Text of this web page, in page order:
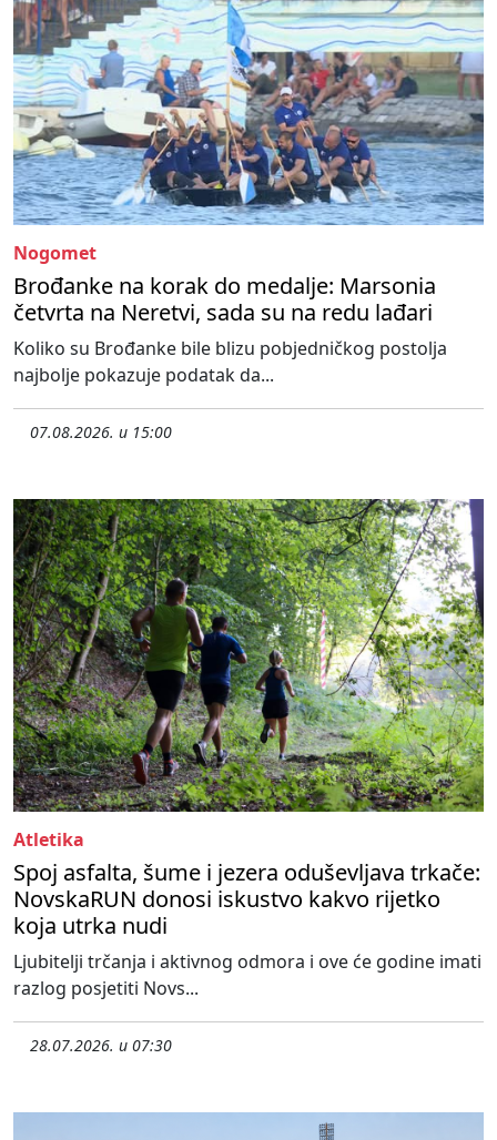
Nogomet
Brođanke na korak do medalje: Marsonia
četvrta na Neretvi, sada su na redu lađari
Koliko su Brođanke bile blizu pobjedničkog postolja
najbolje pokazuje podatak da...
07.08.2026. u 15:00
Atletika
Spoj asfalta, šume i jezera oduševljava trkače:
NovskaRUN donosi iskustvo kakvo rijetko
koja utrka nudi
Ljubitelji trčanja i aktivnog odmora i ove će godine imati
razlog posjetiti Novs...
28.07.2026. u 07:30